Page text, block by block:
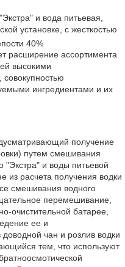
и вода питьевая,
установке, с жесткостью
40%
расширение ассортимента
высокими
совокупностью
ингредиентами и их
получение
путем смешивания
"Экстра" и воды питьевой
из расчета получения водки
смешивания водного
перемешивание,
очистительной батарее,
ее и
чан и розлив водки
тем, что используют